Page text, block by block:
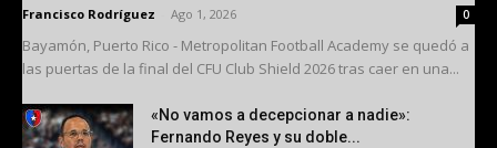
Francisco Rodríguez Ago 1, 2026 0
Bayamón, Puerto Rico - Metropolitan Football Academy se quedó a
las puertas de la final del CFU Club Shield 2026 tras caer en una...
«No vamos a decepcionar a nadie»:
Fernando Reyes y su doble...